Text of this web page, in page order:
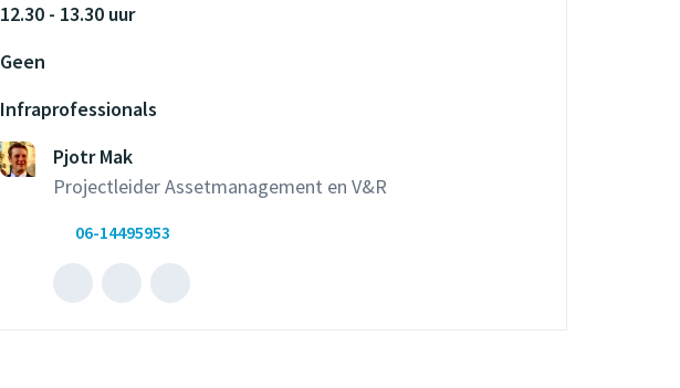
12.30 - 13.30 uur
Geen
Infraprofessionals
Pjotr Mak
Projectleider Assetmanagement en V&R
06-14495953
Mailen
naar
Bel
met